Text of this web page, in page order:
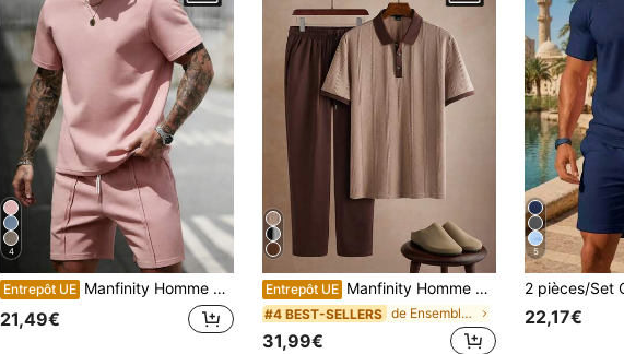
4
Entrepôt UE Manfinity Homme Ensemble t-shirt grande taille pour hommes, t-shirt à manches courtes en tissu molletonné doux à col rond et short à taille élastique avec cordon, ensemble 2 pièces pour les loisirs, les fêtes, les sorties, les sports, le bureau simple, style japonais classique printemps/été à manches courtes, ensemble best-seller classique, convient pour un usage personnel ou en cadeau pour les amis
21,49€
Entrepôt UE Manfinity Homme Ensemble décontracté grande taille pour hommes avec col jacquard et manches courtes, polo à manches courtes en maille jacquard et pantalon long tissé, tenue cadeau pour mari, petit ami ou ami, convient pour les sorties quotidiennes, les rassemblements entre amis ou les moments de détente le week-end, ensemble deux pièces pour hommes best-seller INS.
#4 BEST-SELLERS de Ensembles polo grande taille pour hommes
31,99€
5
22,17€